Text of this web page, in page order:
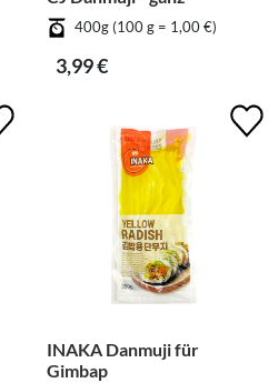
400g (100 g = 1,00 €)
3,99 €
INAKA Danmuji für
Gimbap